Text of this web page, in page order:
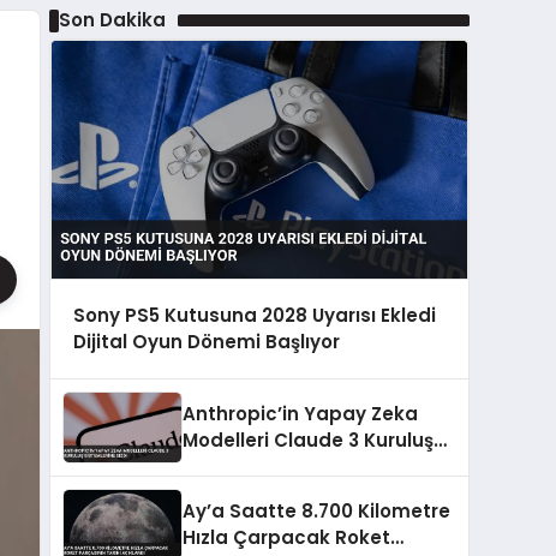
Son Dakika
Sony PS5 Kutusuna 2028 Uyarısı Ekledi
Dijital Oyun Dönemi Başlıyor
Anthropic’in Yapay Zeka
Modelleri Claude 3 Kuruluş
Ay’a Saatte 8.700 Kilometre
Hızla Çarpacak Roket